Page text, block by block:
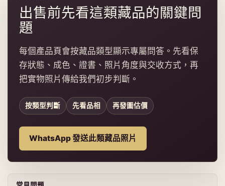
出售前先看這類藏品的關鍵問
題
每個產品頁會按藏品類型顯示專屬問答。先看保
存狀態、成色、證書、照片角度與交收方式，再
把實物照片傳給我們初步判斷。
按類型判斷 先看品相 再發圖估價
WhatsApp 發送此類藏品照片